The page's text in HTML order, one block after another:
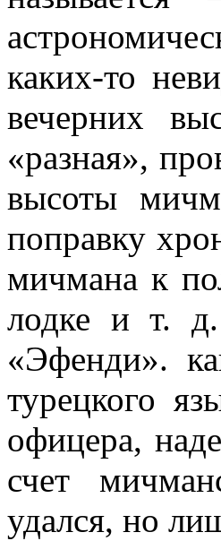
каких-то
вечерних
«разная»,
высоты
поправку
мичмана к
лодке и т. д.
«Эфенди».
турецкого
офицера,
счет
удался, но